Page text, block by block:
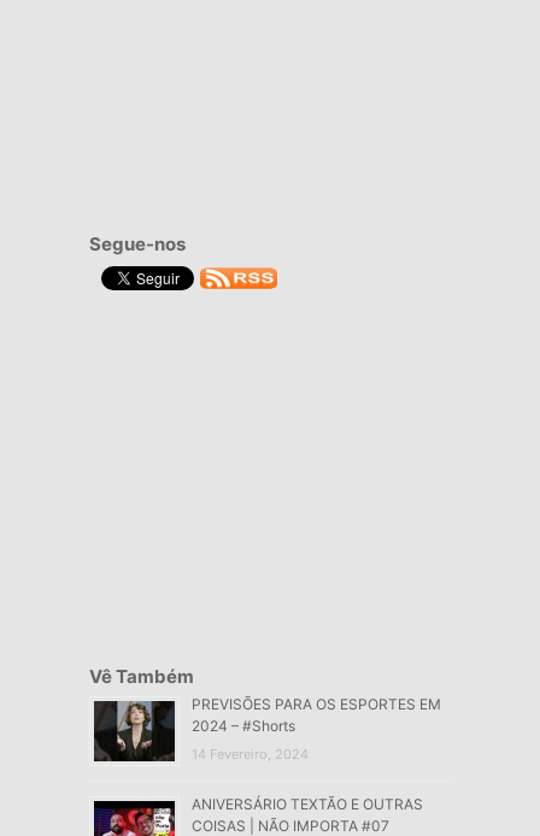
Segue-nos
Vê Também
PREVISÕES PARA OS ESPORTES EM
2024 – #Shorts
14 Fevereiro, 2024
ANIVERSÁRIO TEXTÃO E OUTRAS
COISAS | NÃO IMPORTA #07